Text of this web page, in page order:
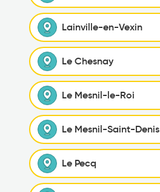
Lainville-en-Vexin
Le Chesnay
Le Mesnil-le-Roi
Le Mesnil-Saint-Denis
Le Pecq